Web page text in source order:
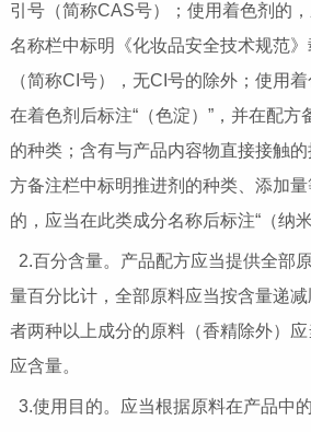
引号（简称CAS号）；使用着色剂的
名称栏中标明《化妆品安全技术规范
（简称CI号），无CI号的除外；使用
在着色剂后标注“（色淀）”，并在配方
的种类；含有与产品内容物直接接触
方备注栏中标明推进剂的种类、添加
的，应当在此类成分名称后标注“（纳米
2.百分含量。产品配方应当提供全部
量百分比计，全部原料应当按含量递
者两种以上成分的原料（香精除外）
应含量。
3.使用目的。应当根据原料在产品中